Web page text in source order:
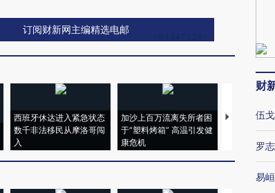
订阅财新网主编精选电邮
西班牙休达进入紧急状态
数千非法移民从摩洛哥闯
入
加沙上百万流离失所者困
于“塑料烤箱” 高温引发健
康危机
视线｜
术：是什么
心“花钱找虐
财
伍戈
罗
易峘